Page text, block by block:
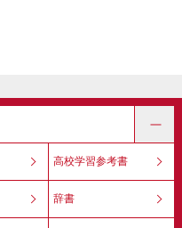
高校学習参考書
辞書